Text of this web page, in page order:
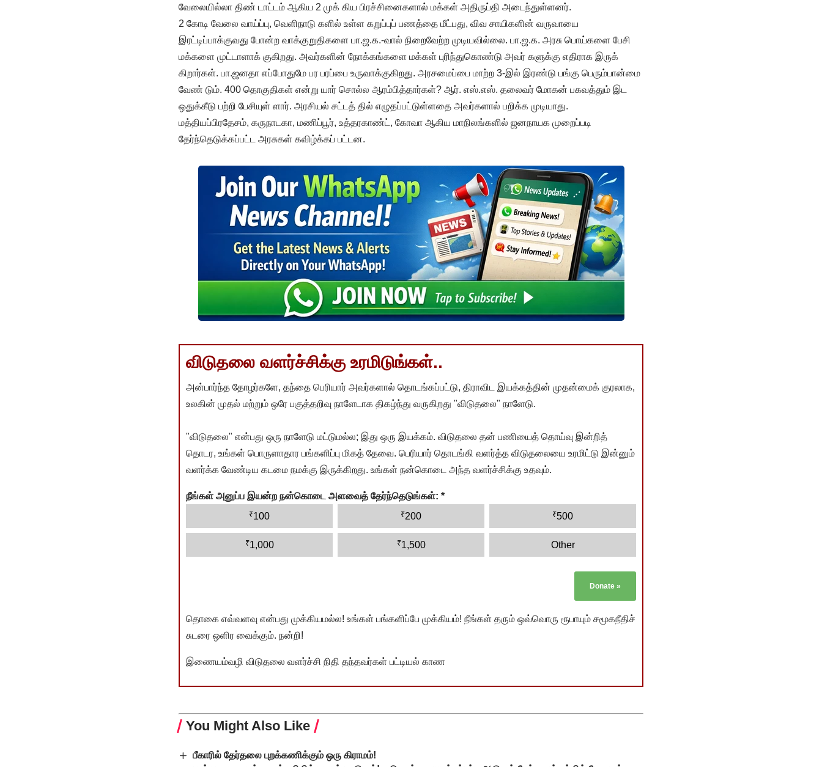
வேலையில்லா திண் டாட்டம் ஆகிய 2 முக் கிய பிரச்சினைகளால் மக்கள் அதிருப்தி அடைந்துள்ளனர்.
2 கோடி வேலை வாய்ப்பு, வெளிநாடு களில் உள்ள கறுப்புப் பணத்தை மீட்பது, விவ சாயிகளின் வருவாயை
இரட்டிப்பாக்குவது போன்ற வாக்குறுதிகளை பா.ஜ.க.-வால் நிறைவேற்ற முடியவில்லை. பா.ஜ.க. அரசு பொய்களை பேசி
மக்களை முட்டாளாக் குகிறது. அவர்களின் நோக்கங்களை மக்கள் புரிந்துகொண்டு அவர் களுக்கு எதிராக இருக்
கிறார்கள். பா.ஜனதா எப்போதுமே பர பரப்பை உருவாக்குகிறது. அரசமைப்பை மாற்ற 3-இல் இரண்டு பங்கு பெரும்பான்மை
வேண் டும். 400 தொகுதிகள் என்று யார் சொல்ல ஆரம்பித்தார்கள்? ஆர். எஸ்.எஸ். தலைவர் மோகன் பகவத்தும் இட
ஒதுக்கீடு பற்றி பேசியுள் ளார். அரசியல் சட்டத் தில் எழுதப்பட்டுள்ளதை அவர்களால் பறிக்க முடியாது.
மத்தியப்பிரதேசம், கருநாடகா, மணிப்பூர், உத்தரகாண்ட், கோவா ஆகிய மாநிலங்களில் ஜனநாயக முறைப்படி
தேர்ந்தெடுக்கப்பட்ட அரசுகள் கவிழ்க்கப் பட்டன.
விடுதலை வளர்ச்சிக்கு உரமிடுங்கள்..
அன்பார்ந்த தோழர்களே, தந்தை பெரியார் அவர்களால் தொடங்கப்பட்டு, திராவிட இயக்கத்தின் முதன்மைக் குரலாக,
உலகின் முதல் மற்றும் ஒரே பகுத்தறிவு நாளேடாக திகழ்ந்து வருகிறது "விடுதலை" நாளேடு.
"விடுதலை" என்பது ஒரு நாளேடு மட்டுமல்ல; இது ஒரு இயக்கம். விடுதலை தன் பணியைத் தொய்வு இன்றித்
தொடர, உங்கள் பொருளாதார பங்களிப்பு மிகத் தேவை. பெரியார் தொடங்கி வளர்த்த விடுதலையை உரமிட்டு இன்னும்
வளர்க்க வேண்டிய கடமை நமக்கு இருக்கிறது. உங்கள் நன்கொடை அந்த வளர்ச்சிக்கு உதவும்.
நீங்கள் அனுப்ப இயன்ற நன்கொடை அளவைத் தேர்ந்தெடுங்கள்: *
₹100 ₹200 ₹500
₹1,000 ₹1,500 Other
Donate »
தொகை எவ்வளவு என்பது முக்கியமல்ல! உங்கள் பங்களிப்பே முக்கியம்! நீங்கள் தரும் ஒவ்வொரு ரூபாயும் சமூகநீதிச்
சுடரை ஒளிர வைக்கும். நன்றி!
இணையம்வழி விடுதலை வளர்ச்சி நிதி தந்தவர்கள் பட்டியல் காண
You Might Also Like
பீகாரில் தேர்தலை புறக்கணிக்கும் ஒரு கிராமம்!